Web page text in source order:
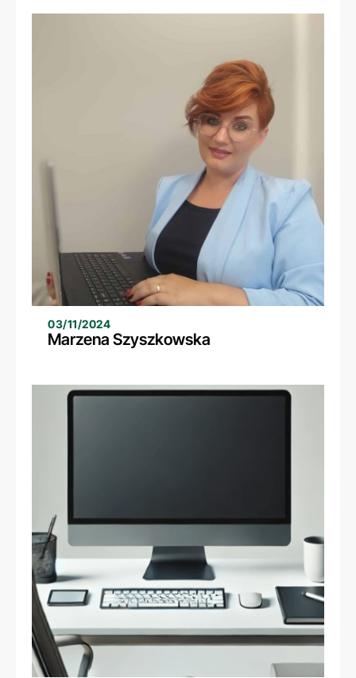
03/11/2024
Marzena Szyszkowska